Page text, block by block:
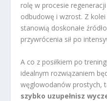
rolę w procesie
odbudowę i wzrost. Z
stanowią doskonałe
przywrócenia sił po
A co z posiłkiem po
idealnym rozwiązaniem
węglowodanów prostych,
szybko uzupełnisz